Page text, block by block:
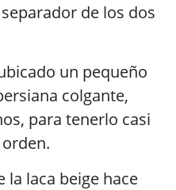
de los dos
un pequeño
colgante,
para tenerlo casi
la laca beige hace